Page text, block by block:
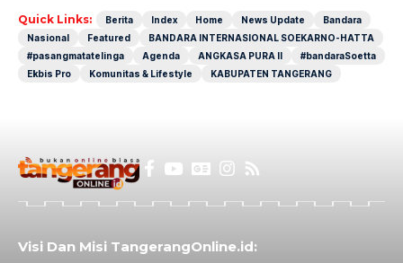
Quick Links: Berita Index Home News Update
Bandara
Nasional
Featured
BANDARA INTERNASIONAL SOEKARNO-HATTA
#pasangmatatelinga
Agenda ANGKASA PURA II
#bandaraSoetta
Ekbis Pro
Komunitas & Lifestyle KABUPATEN TANGERANG
Visi Dan Misi TangerangOnline.id: